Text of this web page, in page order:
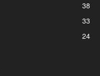
38
33
24